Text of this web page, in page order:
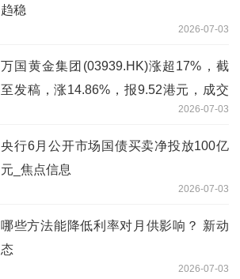
趋稳
2026-07-03
万国黄金集团(03939.HK)涨超17%，截
至发稿，涨14.86%，报9.52港元，成交
2026-07-03
央行6月公开市场国债买卖净投放100亿
元_焦点信息
2026-07-03
哪些方法能降低利率对月供影响？ 新动
态
2026-07-03